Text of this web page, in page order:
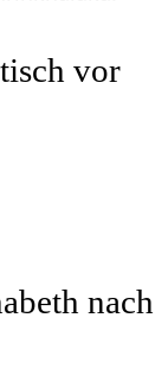
vor
nach